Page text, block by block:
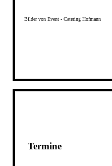
Bilder von Event - Catering Hofmann
Termine